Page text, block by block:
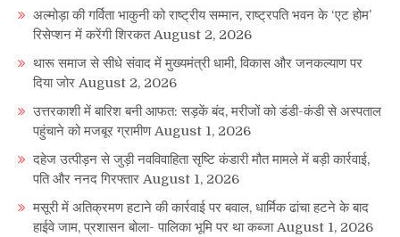
अल्मोड़ा की गर्विता भाकुनी को राष्ट्रीय सम्मान, राष्ट्रपति भवन के ‘एट होम’
रिसेप्शन में करेंगी शिरकत August 2, 2026
थारू समाज से सीधे संवाद में मुख्यमंत्री धामी, विकास और जनकल्याण पर
दिया जोर August 2, 2026
उत्तरकाशी में बारिश बनी आफत: सड़कें बंद, मरीजों को डंडी-कंडी से अस्पताल
पहुंचाने को मजबूर ग्रामीण August 1, 2026
दहेज उत्पीड़न से जुड़ी नवविवाहिता सृष्टि कंडारी मौत मामले में बड़ी कार्रवाई,
पति और ननद गिरफ्तार August 1, 2026
मसूरी में अतिक्रमण हटाने की कार्रवाई पर बवाल, धार्मिक ढांचा हटने के बाद
हाईवे जाम, प्रशासन बोला- पालिका भूमि पर था कब्जा August 1, 2026